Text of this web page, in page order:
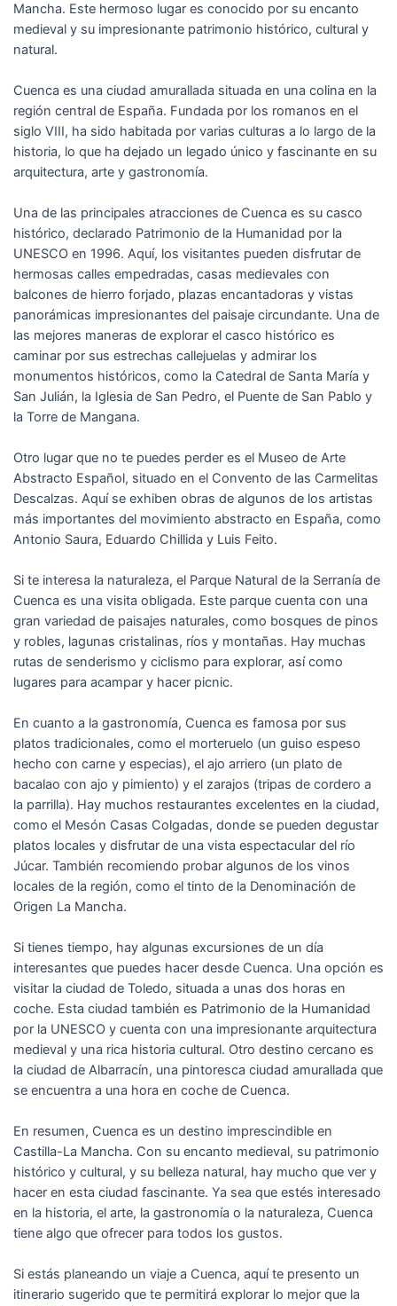
Mancha. Este hermoso lugar es conocido por su encanto
medieval y su impresionante patrimonio histórico, cultural y
natural.
Cuenca es una ciudad amurallada situada en una colina en la
región central de España. Fundada por los romanos en el
siglo VIII, ha sido habitada por varias culturas a lo largo de la
historia, lo que ha dejado un legado único y fascinante en su
arquitectura, arte y gastronomía.
Una de las principales atracciones de Cuenca es su casco
histórico, declarado Patrimonio de la Humanidad por la
UNESCO en 1996. Aquí, los visitantes pueden disfrutar de
hermosas calles empedradas, casas medievales con
balcones de hierro forjado, plazas encantadoras y vistas
panorámicas impresionantes del paisaje circundante. Una de
las mejores maneras de explorar el casco histórico es
caminar por sus estrechas callejuelas y admirar los
monumentos históricos, como la Catedral de Santa María y
San Julián, la Iglesia de San Pedro, el Puente de San Pablo y
la Torre de Mangana.
Otro lugar que no te puedes perder es el Museo de Arte
Abstracto Español, situado en el Convento de las Carmelitas
Descalzas. Aquí se exhiben obras de algunos de los artistas
más importantes del movimiento abstracto en España, como
Antonio Saura, Eduardo Chillida y Luis Feito.
Si te interesa la naturaleza, el Parque Natural de la Serranía de
Cuenca es una visita obligada. Este parque cuenta con una
gran variedad de paisajes naturales, como bosques de pinos
y robles, lagunas cristalinas, ríos y montañas. Hay muchas
rutas de senderismo y ciclismo para explorar, así como
lugares para acampar y hacer picnic.
En cuanto a la gastronomía, Cuenca es famosa por sus
platos tradicionales, como el morteruelo (un guiso espeso
hecho con carne y especias), el ajo arriero (un plato de
bacalao con ajo y pimiento) y el zarajos (tripas de cordero a
la parrilla). Hay muchos restaurantes excelentes en la ciudad,
como el Mesón Casas Colgadas, donde se pueden degustar
platos locales y disfrutar de una vista espectacular del río
Júcar. También recomiendo probar algunos de los vinos
locales de la región, como el tinto de la Denominación de
Origen La Mancha.
Si tienes tiempo, hay algunas excursiones de un día
interesantes que puedes hacer desde Cuenca. Una opción es
visitar la ciudad de Toledo, situada a unas dos horas en
coche. Esta ciudad también es Patrimonio de la Humanidad
por la UNESCO y cuenta con una impresionante arquitectura
medieval y una rica historia cultural. Otro destino cercano es
la ciudad de Albarracín, una pintoresca ciudad amurallada que
se encuentra a una hora en coche de Cuenca.
En resumen, Cuenca es un destino imprescindible en
Castilla-La Mancha. Con su encanto medieval, su patrimonio
histórico y cultural, y su belleza natural, hay mucho que ver y
hacer en esta ciudad fascinante. Ya sea que estés interesado
en la historia, el arte, la gastronomía o la naturaleza, Cuenca
tiene algo que ofrecer para todos los gustos.
Si estás planeando un viaje a Cuenca, aquí te presento un
itinerario sugerido que te permitirá explorar lo mejor que la